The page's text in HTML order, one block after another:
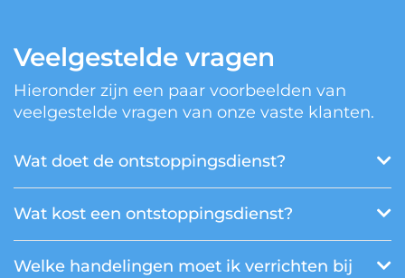
Veelgestelde vragen
Hieronder zijn een paar voorbeelden van
veelgestelde vragen van onze vaste klanten.
Wat doet de ontstoppingsdienst?
Wat kost een ontstoppingsdienst?
Welke handelingen moet ik verrichten bij